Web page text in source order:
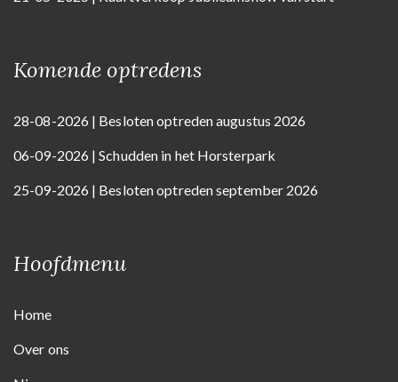
Komende optredens
28-08-2026 | Besloten optreden augustus 2026
06-09-2026 | Schudden in het Horsterpark
25-09-2026 | Besloten optreden september 2026
Hoofdmenu
Home
Over ons